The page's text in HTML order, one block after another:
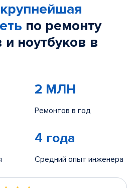
крупнейшая
по ремонту
ноутбуков в
2 МЛН
Ремонтов в год
4 года
Средний опыт инженера